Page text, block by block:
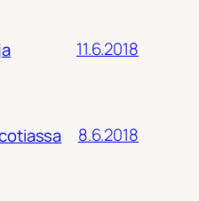
11.6.2018
8.6.2018